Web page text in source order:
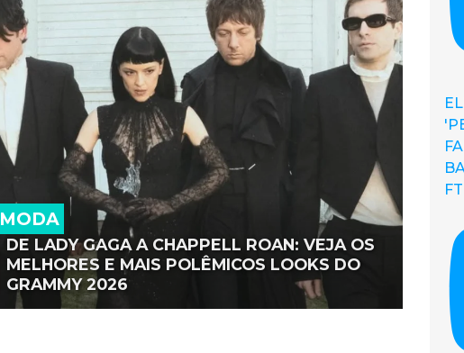
MODA
DE LADY GAGA A CHAPPELL ROAN: VEJA OS
MELHORES E MAIS POLÊMICOS LOOKS DO
GRAMMY 2026